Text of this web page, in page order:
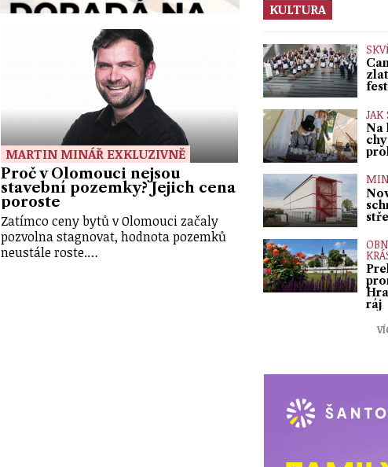
MARTIN MINÁŘ EXKLUZIVNĚ
Proč v Olomouci nejsou
stavební pozemky? Jejich cena
poroste
Zatímco ceny bytů v Olomouci začaly
pozvolna stagnovat, hodnota pozemků
neustále roste.…
KULTURA
JAK
Na
ráj